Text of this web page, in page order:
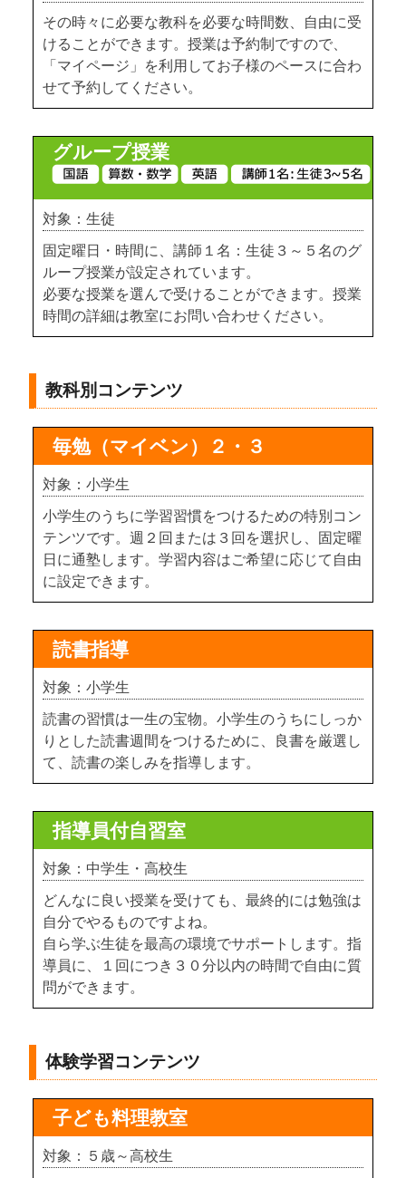
その時々に必要な教科を必要な時間数、自由に受
けることができます。授業は予約制ですので、
「マイページ」を利用してお子様のペースに合わ
せて予約してください。
グループ授業
対象：生徒
固定曜日・時間に、講師１名：生徒３～５名のグ
ループ授業が設定されています。
必要な授業を選んで受けることができます。授業
時間の詳細は教室にお問い合わせください。
教科別コンテンツ
毎勉（マイベン）２・３
対象：小学生
小学生のうちに学習習慣をつけるための特別コン
テンツです。週２回または３回を選択し、固定曜
日に通塾します。学習内容はご希望に応じて自由
に設定できます。
読書指導
対象：小学生
読書の習慣は一生の宝物。小学生のうちにしっか
りとした読書週間をつけるために、良書を厳選し
て、読書の楽しみを指導します。
指導員付自習室
対象：中学生・高校生
どんなに良い授業を受けても、最終的には勉強は
自分でやるものですよね。
自ら学ぶ生徒を最高の環境でサポートします。指
導員に、１回につき３０分以内の時間で自由に質
問ができます。
体験学習コンテンツ
子ども料理教室
対象：５歳～高校生